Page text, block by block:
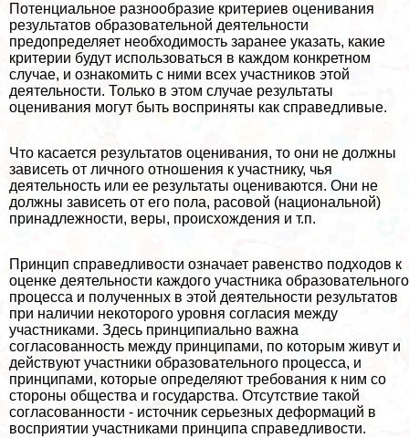
Потенциальное разнообразие критериев оценивания
результатов образовательной деятельности
предопределяет необходимость заранее указать, какие
критерии будут использоваться в каждом конкретном
случае, и ознакомить с ними всех участников этой
деятельности. Только в этом случае результаты
оценивания могут быть восприняты как справедливые.
Что касается результатов оценивания, то они не должны
зависеть от личного отношения к участнику, чья
деятельность или ее результаты оцениваются. Они не
должны зависеть от его пола, расовой (национальной)
принадлежности, веры, происхождения и т.п.
Принцип справедливости означает равенство подходов к
оценке деятельности каждого участника образовательного
процесса и полученных в этой деятельности результатов
при наличии некоторого уровня согласия между
участниками. Здесь принципиально важна
согласованность между принципами, по которым живут и
действуют участники образовательного процесса, и
принципами, которые определяют требования к ним со
стороны общества и государства. Отсутствие такой
согласованности ‑ источник серьезных деформаций в
восприятии участниками принципа справедливости.